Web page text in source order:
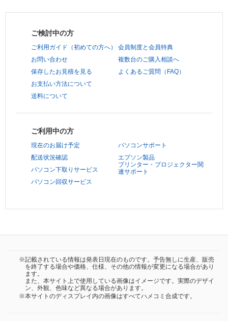
ご検討中の方
ご利用ガイド（初めての方へ）
お問い合わせ
保存したお見積を見る
お支払い方法について
送料について
会員制度と会員特典
複数台のご購入相談へ
よくあるご質問（FAQ）
ご利用中の方
現在のお届け予定
配送状況確認
パソコン下取りサービス
パソコン回収サービス
パソコンサポート
エプソン製品
プリンター・プロジェクター関
連サポート
※記載されている情報は発表日現在のものです。予告無しに生産、販売
を終了する場合や価格、仕様、その他の情報が変更になる場合があり
ます。
また、本サイト上で使用している画像はイメージです。実際のデザイ
ン、外観、色味など異なる場合があります。
※本サイトのディスプレイ内の画像はすべてハメコミ合成です。